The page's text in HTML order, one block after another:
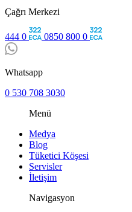
Çağrı Merkezi
444 0 0850 800 0
Whatsapp
0 530 708 3030
Menü
Medya
Blog
Tüketici Köşesi
Servisler
İletişim
Navigasyon